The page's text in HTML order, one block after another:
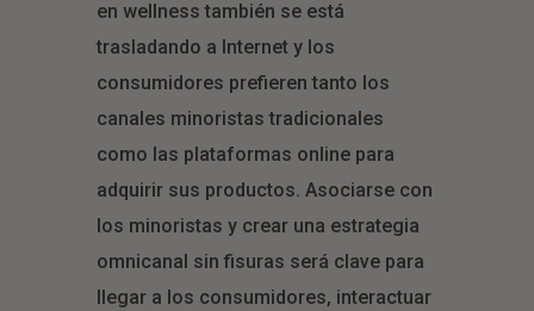
en wellness también se está
trasladando a Internet y los
consumidores prefieren tanto los
canales minoristas tradicionales
como las plataformas online para
adquirir sus productos. Asociarse con
los minoristas y crear una estrategia
omnicanal sin fisuras será clave para
llegar a los consumidores, interactuar